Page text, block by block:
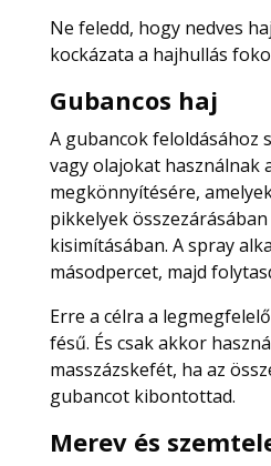
Ne feledd, hogy nedves
kockázata a hajhullás
Gubancos haj
A gubancok feloldásához
vagy olajokat használnak
megkönnyítésére,
pikkelyek összezárásában
kisimításában. A spray
másodpercet, majd
Erre a célra a
fésű. És csak akkor
masszázskefét, ha az
gubancot kibontottad.
Merev és